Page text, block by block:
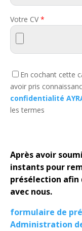
Votre CV*
En cochant cette
avoir pris
confidentialité
les termes
Après avoir
instants pour
présélection afin
avec nous.
formulaire de
Administration